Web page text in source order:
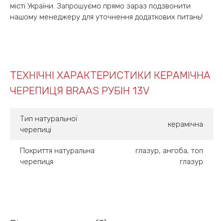
місті України. Запрошуємо прямо зараз подзвонити
нашому менеджеру для уточнення додаткових питань!
ТЕХНІЧНІ ХАРАКТЕРИСТИКИ КЕРАМІЧНА
ЧЕРЕПИЦЯ BRAAS РУБІН 13V
Тип натуральної
черепиці
керамічна
Покриття натуральна
черепиця
глазур, ангоба, топ
глазур